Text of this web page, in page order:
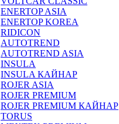
ENERTOP ASIA
ENERTOP KOREA
RIDICON
AUTOTREND
AUTOTREND ASIA
INSULA
INSULA КАЙНАР
ROJER ASIA
ROJER PREMIUM
ROJER PREMIUM КАЙНАР
TORUS